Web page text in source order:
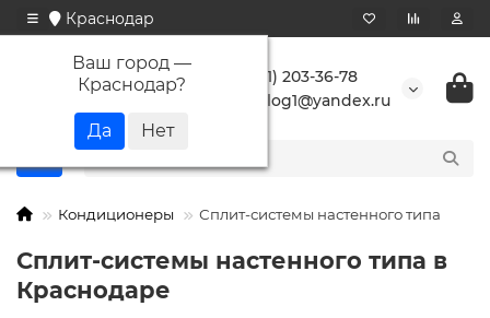
Краснодар
Ваш город —
Краснодар?
+7 (861) 203-36-78
buranlog1@yandex.ru
Кондиционеры Сплит-системы настенного типа
Сплит-системы настенного типа в
Краснодаре